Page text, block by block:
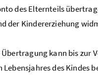
des Elternteils
der Kindererziehung
Übertragung kann bis zur
Lebensjahres des Kindes